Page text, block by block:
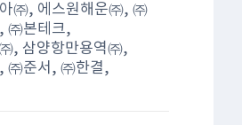
㈜, 에스원해운㈜, ㈜
㈜본테크,
, 삼양항만용역㈜,
㈜준서, ㈜한결,